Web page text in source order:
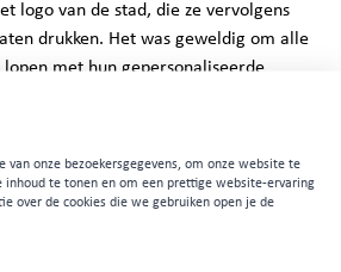
logo van de stad, die ze vervolgens
drukken. Het was geweldig om alle
met hun gepersonaliseerde
en creativiteit maakten de dag
plezier en verbondenheid.
erbij was en bijdroeg aan het succes
van onze bezoekersgegevens, om onze website te
inhoud te tonen en om een prettige website-ervaring
over de cookies die we gebruiken open je de